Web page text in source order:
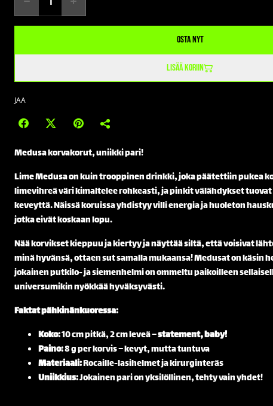
Osta nyt
Lisää koriin
JAA
Medusa korvakorut, uniikki pari!
Lime Medusa on kuin trooppinen drinkki, joka päätettiin pukea
limevihreä väri kimaltelee rohkeasti, ja pinkit välähdykset
keveyttä. Näissä koruissa yhdistyy villi energia ja huoleton
jotka eivät koskaan lopu.
Nää korvikset kieppuu ja kiertyy ja näyttää siltä, että voisivat
minä hyvänsä, ottaen sut samalla mukaansa! Medusat on käsin
jokainen putkilo- ja siemenhelmi on ommeltu paikoilleen
universumikin nyökkää hyväksyvästi.
Faktat pähkinänkuoressa:
Koko:10 cm pitkä, 2 cm leveä –statement, baby!
Paino:8 g per korvis – kevyt, mutta tuntuva
Materiaali:Rocaille-lasihelmet ja kirurginteräs
Uniikkius:Jokainen pari on yksilöllinen, tehty vain yhdet!